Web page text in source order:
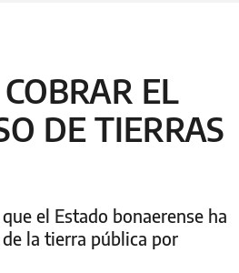
EL
DE TIERRAS
el Estado bonaerense ha
la tierra pública por